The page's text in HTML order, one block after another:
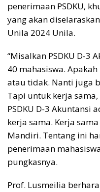
penerimaan PSDKU,
yang akan
Unila 2024 Unila.
“Misalkan PSDKU D-3
40 mahasiswa.
atau tidak. Nanti juga
Tapi untuk kerja
PSDKU D-3 Akuntansi
kerja sama. Kerja
Mandiri. Tentang ini
penerimaan
pungkasnya.
Prof. Lusmeilia